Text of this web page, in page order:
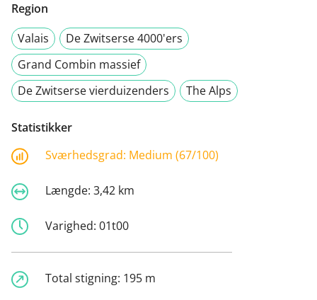
Region
Valais
De Zwitserse 4000'ers
Grand Combin massief
De Zwitserse vierduizenders
The Alps
Statistikker
Sværhedsgrad: Medium (67/100)
Længde: 3,42 km
Varighed: 01t00
Total stigning: 195 m